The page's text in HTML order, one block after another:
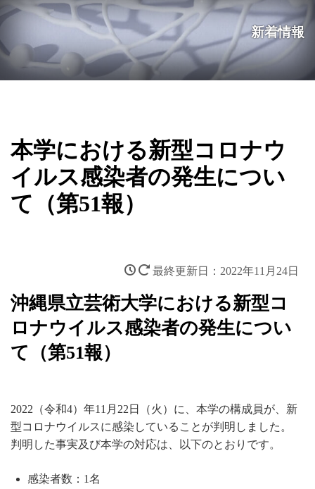
新着情報
本学における新型コロナウ
イルス感染者の発生につい
て（第51報）
2022年11月24日
沖縄県立芸術大学における新型コ
ロナウイルス感染者の発生につい
て（第51報）
2022（令和4）年11月22日（火）に、本学の構成員が、新
型コロナウイルスに感染していることが判明しました。
判明した事実及び本学の対応は、以下のとおりです。
感染者数：1名